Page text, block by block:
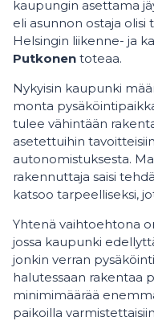
kaupungin asettama
eli asunnon ostaja olisi
Helsingin liikenne- ja
Putkonen toteaa.
Nykyisin kaupunki
monta
tulee vähintään
asetettuihin
autonomistuksesta.
rakennuttaja saisi
katsoo tarpeelliseksi,
Yhtenä vaihtoehtona
jossa kaupunki
jonkin verran
halutessaan rakentaa
minimimäärää
paikoilla